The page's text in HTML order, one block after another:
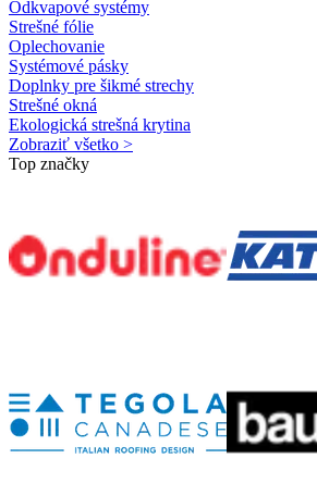
Odkvapové systémy
Strešné fólie
Oplechovanie
Systémové pásky
Doplnky pre šikmé strechy
Strešné okná
Ekologická strešná krytina
Zobraziť všetko >
Top značky